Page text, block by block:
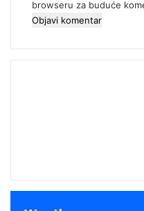
browseru za buduće